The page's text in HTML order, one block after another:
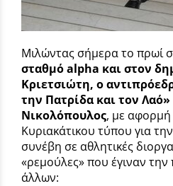
Μιλώντας σήμερα το πρωί
σταθμόalpha και στον
Κριετσιώτη, ο
την Πατρίδα και τον
Νικολόπουλος, με
Κυριακάτικου τύπου για
συνέβη σε αθλητικές
«ρεμούλες» που έγιναν την
άλλων: